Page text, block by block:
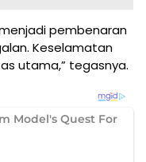
pembenaran
Keselamatan
utama,” tegasnya.